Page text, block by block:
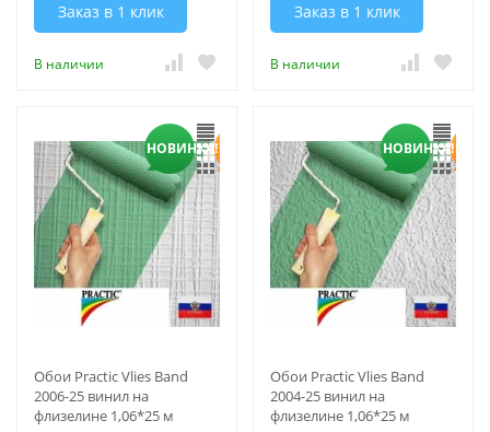
Заказ в 1 клик
В наличии
Заказ в 1 клик
В наличии
НОВИНКА!
Обои Practic Vlies Band
2006-25 винил на
флизелине 1,06*25 м
НОВИНКА!
Обои Practic Vlies Band
2004-25 винил на
флизелине 1,06*25 м